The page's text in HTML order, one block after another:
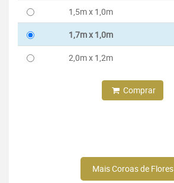
1,5m x 1,0m
1,7m x 1,0m
2,0m x 1,2m
Comprar
Mais Coroas de Flores